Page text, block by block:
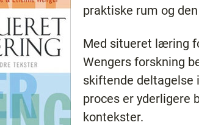
praktiske rum og
Med situeret læring
Wengers forskning
skiftende
proces er yderligere
kontekster.